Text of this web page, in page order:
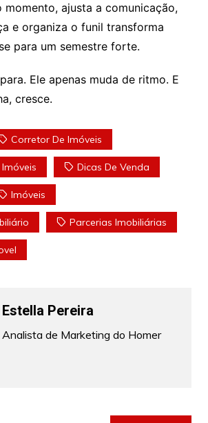
momento, ajusta a comunicação,
e organiza o funil transforma
para um semestre forte.
Ele apenas muda de ritmo. E
cresce.
Corretor De Imóveis
Dicas De Venda
Imóveis
Parcerias Imobiliárias
Estella Pereira
Analista de Marketing do Homer